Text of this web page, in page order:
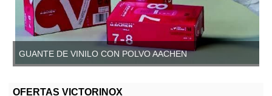
GUANTE DE VINILO CON POLVO AACHEN
GUANTE DE VINILO SIN POLVO, AACHEN
OFERTAS VICTORINOX